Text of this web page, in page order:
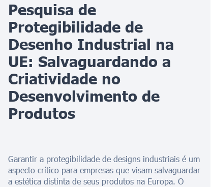
Pesquisa de
Protegibilidade de
Desenho Industrial na
UE: Salvaguardando a
Criatividade no
Desenvolvimento de
Produtos
Garantir a protegibilidade de designs industriais é um
aspecto crítico para empresas que visam salvaguardar
a estética distinta de seus produtos na Europa. O